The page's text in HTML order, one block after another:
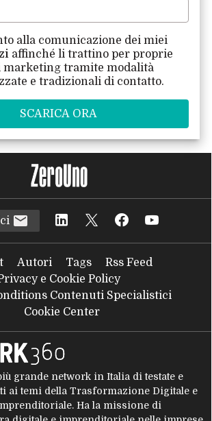
alla comunicazione dei miei
affinché li trattino per proprie
marketing tramite modalità
e tradizionali di contatto.
Autori Tags
Rss Feed
e Cookie Policy
Contenuti Specialistici
Cookie Center
grande network in Italia di testate e
ai temi della Trasformazione Digitale e
Ha la missione di